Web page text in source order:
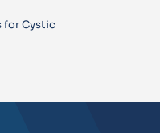
for Cystic